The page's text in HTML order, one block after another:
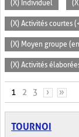
(X) Individuel
(X) Activités courtes
(X) Moyen groupe
(X) Activités
PAGES
1 2 3 › »
TOURNOI